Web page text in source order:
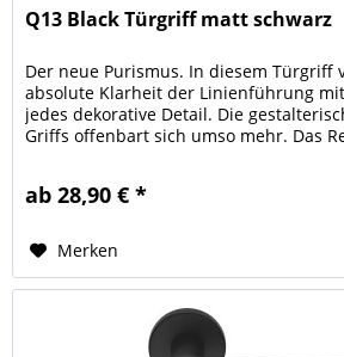
Q13 Black Türgriff matt schwarz
Der neue Purismus. In diesem Türgriff
absolute Klarheit der Linienführung
jedes dekorative Detail. Die
Griffs offenbart sich umso mehr. Das
ab 28,90 € *
Merken